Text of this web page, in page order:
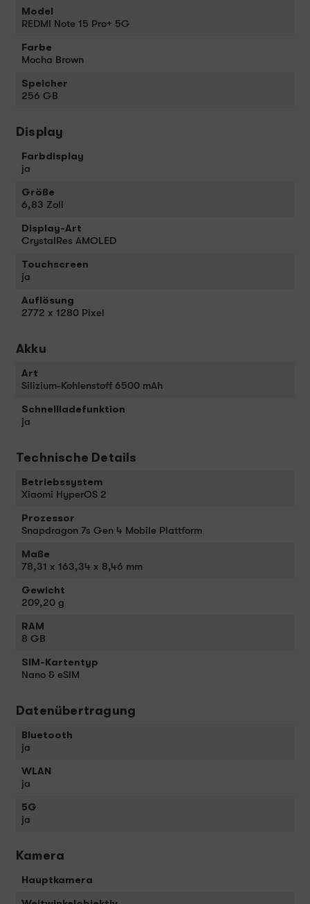
Model
REDMI Note 15 Pro+ 5G
Farbe
Mocha Brown
Speicher
256 GB
Display
Farbdisplay
ja
Größe
6,83 Zoll
Display-Art
CrystalRes AMOLED
Touchscreen
ja
Auflösung
2772 x 1280 Pixel
Akku
Art
Silizium-Kohlenstoff 6500 mAh
Schnellladefunktion
ja
Technische Details
Betriebssystem
Xiaomi HyperOS 2
Prozessor
Snapdragon 7s Gen 4 Mobile Plattform
Maße
78,31 x 163,34 x 8,46 mm
Gewicht
209,20 g
RAM
8 GB
SIM-Kartentyp
Nano & eSIM
Datenübertragung
Bluetooth
ja
WLAN
ja
5G
ja
Kamera
Hauptkamera